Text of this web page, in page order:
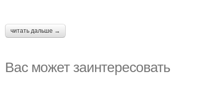
читать дальше →
Вас может заинтересовать